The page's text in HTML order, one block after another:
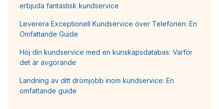
erbjuda fantastisk kundservice
Leverera Exceptionell Kundservice över Telefonen: En
Omfattande Guide
Höj din kundservice med en kunskapsdatabas: Varför
det är avgörande
Landning av ditt drömjobb inom kundservice: En
omfattande guide